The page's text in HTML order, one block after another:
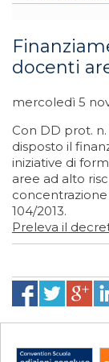
docenti
mercoledì 5
Con DD prot.
disposto il
iniziative di
aree ad alto
104/2013.
Preleva il